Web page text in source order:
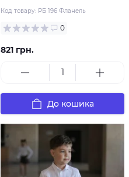
Код товару: РБ 196 Фланель
0
821 грн.
До кошика